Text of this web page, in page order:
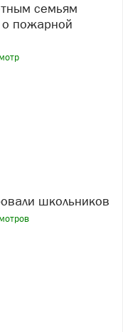
о пожарной
школьников